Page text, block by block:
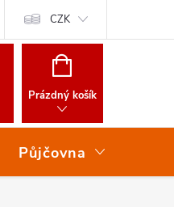
CZK
NÁKUPNÍ
Prázdný košík
Půjčovna